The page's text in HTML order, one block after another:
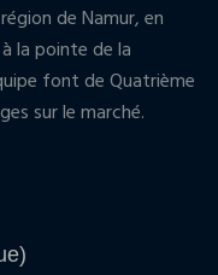
de Namur, en
la pointe de la
font de Quatrième
sur le marché.